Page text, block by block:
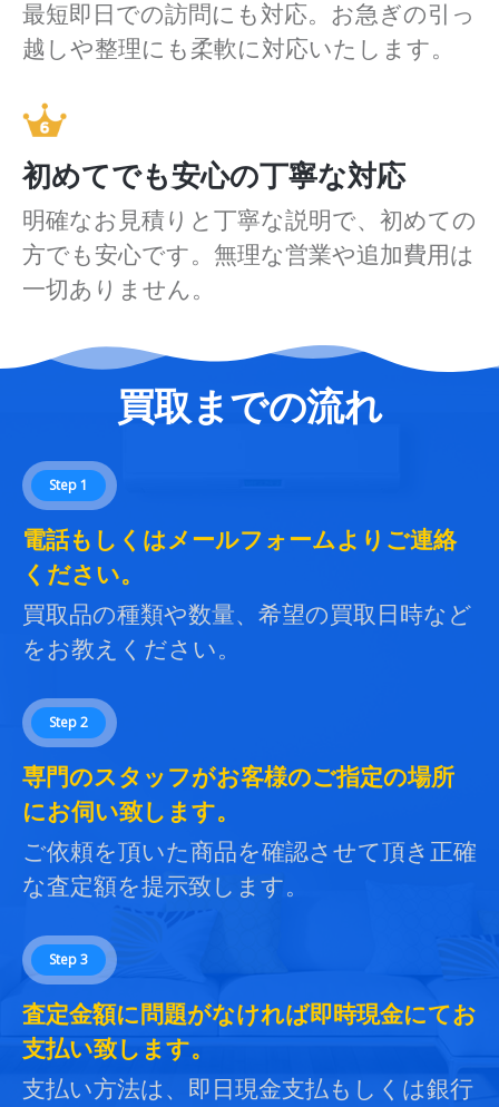
最短即日での訪問にも対応。お急ぎの引っ
越しや整理にも柔軟に対応いたします。
初めてでも安心の丁寧な対応
明確なお見積りと丁寧な説明で、初めての
方でも安心です。無理な営業や追加費用は
一切ありません。
買取までの流れ
Step 1
電話もしくはメールフォームよりご連絡
ください。
買取品の種類や数量、希望の買取日時など
をお教えください。
Step 2
専門のスタッフがお客様のご指定の場所
にお伺い致します。
ご依頼を頂いた商品を確認させて頂き正確
な査定額を提示致します。
Step 3
査定金額に問題がなければ即時現金にてお
支払い致します。
支払い方法は、即日現金支払もしくは銀行